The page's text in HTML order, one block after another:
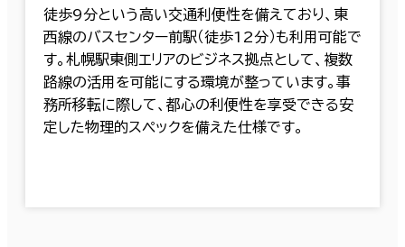
徒歩9分という高い交通利便性を備えており、東
西線のバスセンター前駅（徒歩12分）も利用可能で
す。札幌駅東側エリアのビジネス拠点として、複数
路線の活用を可能にする環境が整っています。事
務所移転に際して、都心の利便性を享受できる安
定した物理的スペックを備えた仕様です。